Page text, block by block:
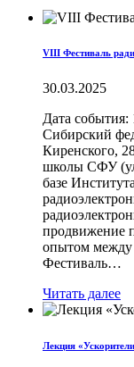
VIII Фестиваль
30.03.2025
Дата события:
Сибирский
Киренского,
школы СФУ
базе
продвижение
опытом между
Фестиваль…
Читать далее
Лекция